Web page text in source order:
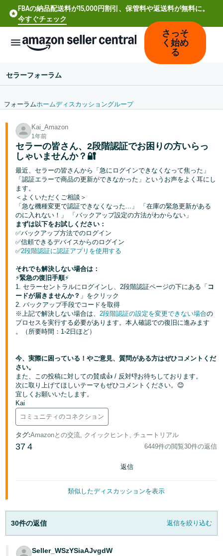
FBAの納品配送料が15,000円割引、保管料や返送料が無料に。
今すぐチェック
日
本
語
文
-
CN
Deutsch
- DE
Español
- ES
Français
- FR
Italiano
- IT
한
국
어
KR
日
本
語
-
JP
ロ
グ
イ
ン
さ
っ
そ
く
さっそ
く始め
る
セラーフォーラム
フォーラムホームディスカッショングループ
Kai_Amazon
1年前
セラーの皆さん、2段階認証でお困りの方いらっ
しゃいませんか？🔐
最近、セラーの皆さんから「急にログインできなくなって焦った」
「認証エラーで商品の更新ができなかった」というお声をよく耳にし
ます。
＜よくいただくご相談＞
「急な機種変更で認証できなくなった...」 「在庫の緊急更新がある
のに入れない！」 「バックアップ設定の方法がわからない」
まずは以下をお試しください：
✅バックアップ方法でのログイン
✅信頼できるデバイスからのログイン
✅2段階認証に認証アプリを使用する
それでも解決しない場合は：
⚡緊急の復旧手順⚡
1. セラーセントラルにログインし、2段階認証ページの下にある「 コ
ードが届きませんか？ 」をクリック
2. バックアップ手段でコードを取得
※上記で解決しない場合は、2段階認証の設定を変更できない場合の
プロセスを実行する必要があります。本人確認での復旧に進みます
。（所要時間：1-2日ほど）
今、実際に困っている！やご意見、質問がある方はぜひコメントくだ
さい。
また、この投稿に対しての賛成👍 / 反対👎お待ちしております。
次に取り上げてほしいテーマもぜひコメントください。😊
宜しくお願いいたします。
Kai
コミュニティのコネクション
タグ:Amazonとの交流, クイックヒント, チュートリアル
37 4 6449件の閲覧30件の返信
返信
類似したディスカッションを表示
30件の返信 返信を絞り込む
Seller_WSzYSiaAJvgdW